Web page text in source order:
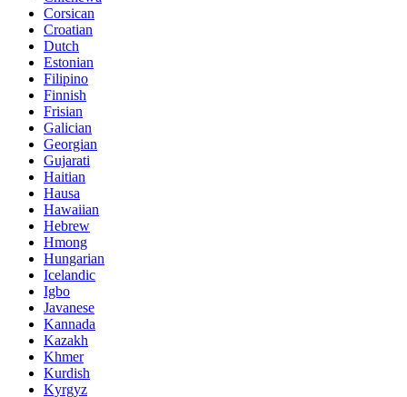
Corsican
Croatian
Dutch
Estonian
Filipino
Finnish
Frisian
Galician
Georgian
Gujarati
Haitian
Hausa
Hawaiian
Hebrew
Hmong
Hungarian
Icelandic
Igbo
Javanese
Kannada
Kazakh
Khmer
Kurdish
Kyrgyz